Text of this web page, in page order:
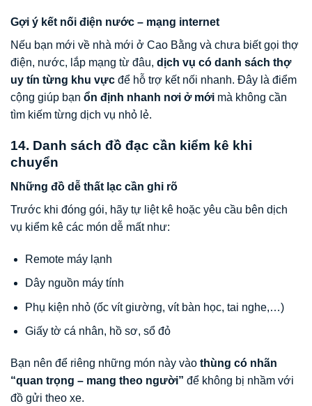
Gợi ý kết nối điện nước – mạng internet
Nếu bạn mới về nhà mới ở Cao Bằng và chưa biết gọi thợ
điện, nước, lắp mạng từ đâu, dịch vụ có danh sách thợ
uy tín từng khu vực để hỗ trợ kết nối nhanh. Đây là điểm
cộng giúp bạn ổn định nhanh nơi ở mới mà không cần
tìm kiếm từng dịch vụ nhỏ lẻ.
14. Danh sách đồ đạc cần kiểm kê khi
chuyển
Những đồ dễ thất lạc cần ghi rõ
Trước khi đóng gói, hãy tự liệt kê hoặc yêu cầu bên dịch
vụ kiểm kê các món dễ mất như:
Remote máy lạnh
Dây nguồn máy tính
Phụ kiện nhỏ (ốc vít giường, vít bàn học, tai nghe,…)
Giấy tờ cá nhân, hồ sơ, sổ đỏ
Bạn nên để riêng những món này vào thùng có nhãn
“quan trọng – mang theo người” để không bị nhầm với
đồ gửi theo xe.